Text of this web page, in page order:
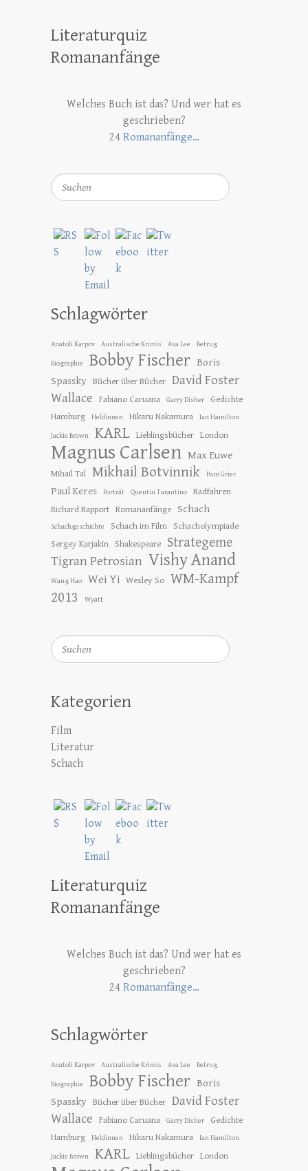
Literaturquiz
Romananfänge
Welches Buch ist das? Und wer hat es
geschrieben?
24 Romananfänge…
Suchen
Schlagwörter
Anatoli Karpov Australische Krimis Ava Lee Betrug
Biographie Bobby Fischer Boris
Spassky Bücher über Bücher David Foster
Wallace
Fabiano Caruana Garry Disher
Gedichte
Hamburg
Heldinnen Hikaru Nakamura Ian Hamilton
Jackie Brown KARL Lieblingsbücher London
Magnus Carlsen Max Euwe
Mihail Tal Mikhail Botvinnik Pam Grier
Paul Keres Porträt Quentin Tarantino
Radfahren
Richard Rapport Romananfänge Schach
Schachgeschichte Schach im Film
Schacholympiade
Sergey Karjakin
Shakespeare Strategeme
Tigran Petrosian Vishy Anand
Wang Hao Wei Yi Wesley So WM-Kampf
2013
Wyatt
Suchen
Kategorien
Film
Literatur
Schach
Literaturquiz
Romananfänge
Welches Buch ist das? Und wer hat es
geschrieben?
24 Romananfänge…
Schlagwörter
Anatoli Karpov Australische Krimis Ava Lee Betrug
Biographie Bobby Fischer Boris
Spassky Bücher über Bücher David Foster
Wallace
Fabiano Caruana Garry Disher
Gedichte
Hamburg
Heldinnen Hikaru Nakamura Ian Hamilton
Jackie Brown KARL Lieblingsbücher London